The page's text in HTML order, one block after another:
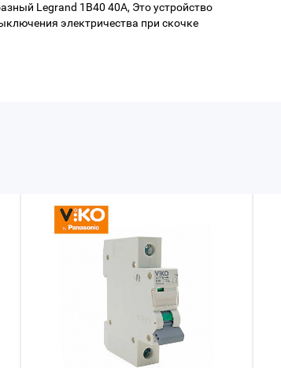
Legrand 1B40 40A, Это устройство
электричества при скочке